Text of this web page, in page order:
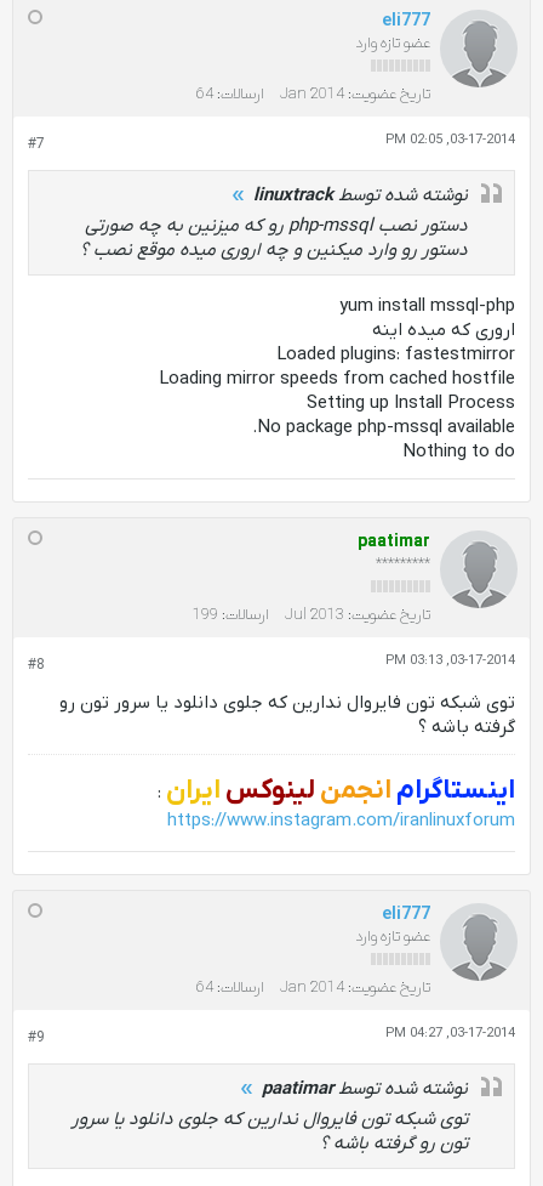
eli777
عضو تازه وارد
تاریخ عضویت: Jan 2014 ارسالات: 64
#7 03-17-2014, 02:05 PM
نوشته شده توسطlinuxtrack
دستور نصب php-mssql رو که میزنین به چه صورتی
دستور رو وارد میکنین و چه اروری میده موقع نصب ؟
yum install mssql-php
اروری که میده اینه
Loaded plugins: fastestmirror
Loading mirror speeds from cached hostfile
Setting up Install Process
No package php-mssql available.
Nothing to do
paatimar
*********
تاریخ عضویت: Jul 2013 ارسالات: 199
#8 03-17-2014, 03:13 PM
توی شبکه تون فایروال ندارین که جلوی دانلود یا سرور تون رو
گرفته باشه ؟
اینستاگرام انجمن لینوکس ایران :
https://www.instagram.com/iranlinuxforum
eli777
عضو تازه وارد
تاریخ عضویت: Jan 2014 ارسالات: 64
#9 03-17-2014, 04:27 PM
نوشته شده توسطpaatimar
توی شبکه تون فایروال ندارین که جلوی دانلود یا سرور
تون رو گرفته باشه ؟